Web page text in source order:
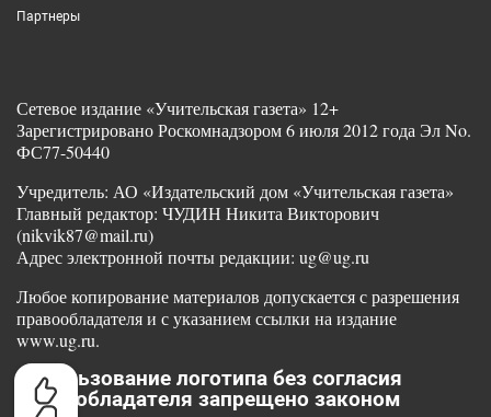
Партнеры
Сетевое издание «Учительская газета» 12+
Зарегистрировано Роскомнадзором 6 июля 2012 года Эл No.
ФС77-50440
Учредитель: АО «Издательский дом «Учительская газета»
Главный редактор: ЧУДИН Никита Викторович
(nikvik87@mail.ru)
Адрес электронной почты редакции: ug@ug.ru
Любое копирование материалов допускается с разрешения
правообладателя и с указанием ссылки на издание
www.ug.ru.
Использование логотипа без согласия
правообладателя запрещено законом